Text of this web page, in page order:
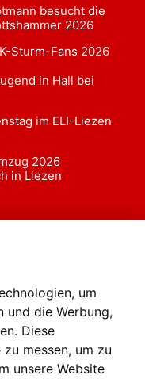
um
und die Werbung,
Diese
messen, um zu
unsere Website
besucht die
2026
Sturm-Fans 2026
in Hall bei
im ELI-Liezen
2026
in Liezen
2226600